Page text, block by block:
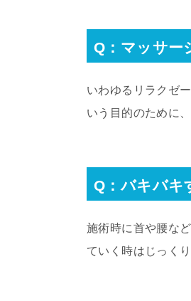
Q：マッサー
いわゆるリラクゼ
いう目的のために
Q：バキバキ
施術時に首や腰な
ていく時はじっく